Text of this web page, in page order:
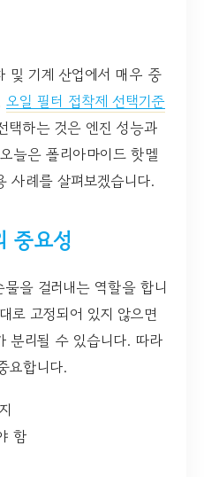
및 기계 산업에서 매우 중
오일 필터 접착제 선택기준
택하는 것은 엔진 성능과
늘은 폴리아마이드 핫멜
사례를 살펴보겠습니다.
중요성
을 걸러내는 역할을 합니
로 고정되어 있지 않으면
분리될 수 있습니다. 따라
요합니다.
함